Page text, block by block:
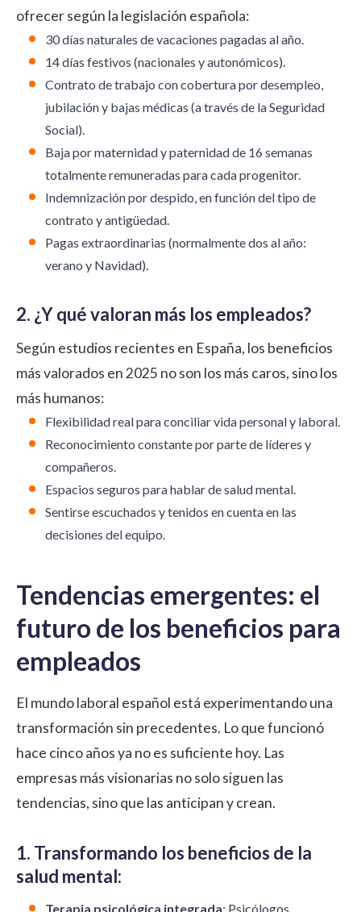
ofrecer según la legislación española:
30 días naturales de vacaciones pagadas al año.
14 días festivos (nacionales y autonómicos).
Contrato de trabajo con cobertura por desempleo,
jubilación y bajas médicas (a través de la Seguridad
Social).
Baja por maternidad y paternidad de 16 semanas
totalmente remuneradas para cada progenitor.
Indemnización por despido, en función del tipo de
contrato y antigüedad.
Pagas extraordinarias (normalmente dos al año:
verano y Navidad).
2. ¿Y qué valoran más los empleados?
Según estudios recientes en España, los beneficios
más valorados en 2025 no son los más caros, sino los
más humanos:
Flexibilidad real para conciliar vida personal y laboral.
Reconocimiento constante por parte de líderes y
compañeros.
Espacios seguros para hablar de salud mental.
Sentirse escuchados y tenidos en cuenta en las
decisiones del equipo.
Tendencias emergentes: el
futuro de los beneficios para
empleados
El mundo laboral español está experimentando una
transformación sin precedentes. Lo que funcionó
hace cinco años ya no es suficiente hoy. Las
empresas más visionarias no solo siguen las
tendencias, sino que las anticipan y crean.
1. Transformando los beneficios de la
salud mental:
Terapia psicológica integrada: Psicólogos